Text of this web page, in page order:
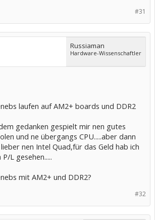
#31
Russiaman
Hardware-Wissenschaftler
laufen auf AM2+ boards und DDR2
gedanken gespielt mir nen gutes
und ne übergangs CPU.....aber dann
nen Intel Quad,für das Geld hab ich
L gesehen.....
mit AM2+ und DDR2?
#32